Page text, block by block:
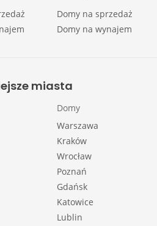
Domy na sprzedaż
Domy na wynajem
miasta
Domy
Warszawa
Kraków
Wrocław
Poznań
Gdańsk
Katowice
Lublin